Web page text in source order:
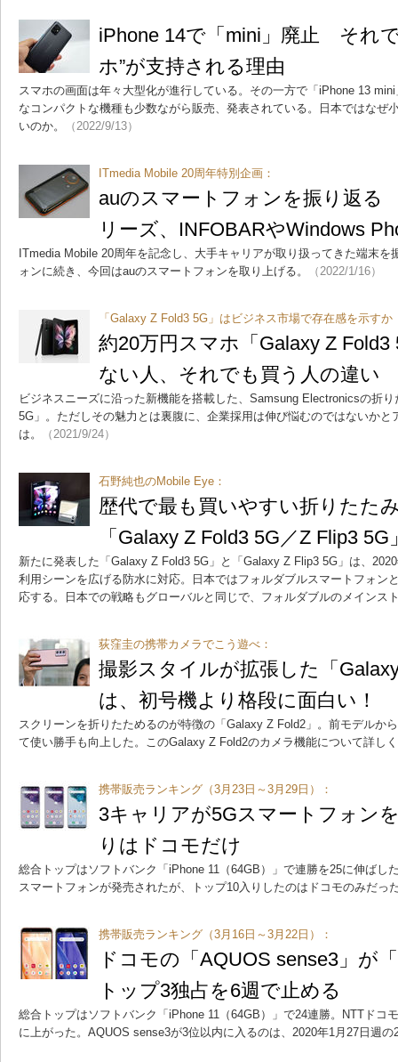
iPhone 14で「mini」廃止 それ
ホ”が支持される理由
スマホの画面は年々大型化が進行している。その一方で「iPhone 13
なコンパクトな機種も少数ながら販売、発表されている。日本ではなぜ
いのか。
（2022/9/13）
ITmedia Mobile 20周年特別企画：
auのスマートフォンを振り返る
リーズ、INFOBARやWindows
ITmedia Mobile 20周年を記念し、大手キャリアが取り扱ってきた端末
ォンに続き、今回はauのスマートフォンを取り上げる。
（2022/1/16）
「Galaxy Z Fold3 5G」はビジネス市場で存在感を示すか
約20万円スマホ「Galaxy Z
ない人、それでも買う人の違い
ビジネスニーズに沿った新機能を搭載した、Samsung Electronicsの折
5G」。ただしその魅力とは裏腹に、企業採用は伸び悩むのではないかと
は。
（2021/9/24）
石野純也のMobile Eye：
歴代で最も買いやすい折りた
「Galaxy Z Fold3 5G／Z Flip3
新たに発表した「Galaxy Z Fold3 5G」と「Galaxy Z Flip3 5G」は、
利用シーンを広げる防水に対応。日本ではフォルダブルスマートフォン
応する。日本での戦略もグローバルと同じで、フォルダブルのメインス
荻窪圭の携帯カメラでこう遊べ：
撮影スタイルが拡張した「
は、初号機より格段に面白い！
スクリーンを折りたためるのが特徴の「Galaxy Z Fold2」。前モデルか
て使い勝手も向上した。このGalaxy Z Fold2のカメラ機能について詳し
携帯販売ランキング（3月23日～3月29日）：
3キャリアが5Gスマートフォン
りはドコモだけ
総合トップはソフトバンク「iPhone 11（64GB）」で連勝を25に伸ばし
スマートフォンが発売されたが、トップ10入りしたのはドコモのみだっ
携帯販売ランキング（3月16日～3月22日）：
ドコモの「AQUOS sense3」が
トップ3独占を6週で止める
総合トップはソフトバンク「iPhone 11（64GB）」で24連勝。NTTドコ
に上がった。AQUOS sense3が3位以内に入るのは、2020年1月27日週の